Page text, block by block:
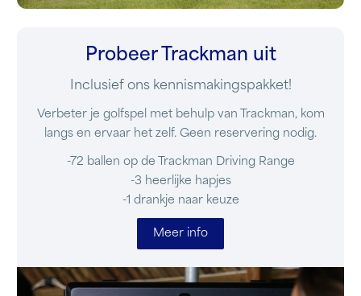
Probeer Trackman uit
Inclusief ons kennismakingspakket!
Verbeter je golfspel met behulp van Trackman, kom
langs en ervaar het zelf. Geen reservering nodig.
-72 ballen op de Trackman Driving Range
-3 heerlijke hapjes
-1 drankje naar keuze
Meer info